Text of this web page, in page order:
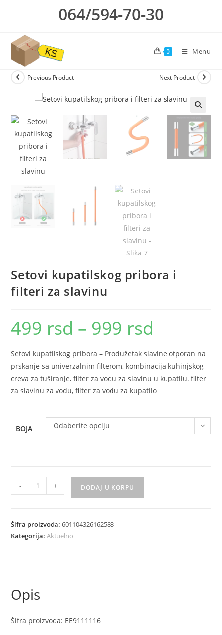
064/594-70-30
0 Menu
Previous Product Next Product
🔍
Setovi kupatilskog pribora i
filteri za slavinu
499 rsd – 999 rsd
do
999 rsd
Setovi kupatilskog pribora – Produžetak slavine otporan na
prskanje sa univerzalnim filterom, kombinacija kuhinjskog
creva za tuširanje, filter za vodu za slavinu u kupatilu, filter
za slavinu za vodu, filter za vodu za kupatilo
BOJA Odaberite opciju
kupatilskog
i
filteri
- + DODAJ U KORPU
Šifra proizvoda:601104326162583
Kategorija:Aktuelno
Opis
Šifra proizvoda: EE9111116